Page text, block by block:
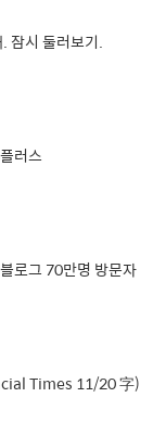
잠시 둘러보기.
러스
로그 70만명 방문자
Times 11/20 字)